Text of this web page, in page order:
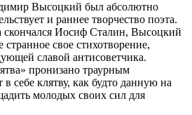
Высоцкий был абсолютно
и раннее творчество поэта.
скончался Иосиф Сталин, Высоцкий
свое стихотворение,
славой антисоветчика.
пронизано траурным
себе клятву, как будто данную на
молодых своих сил для